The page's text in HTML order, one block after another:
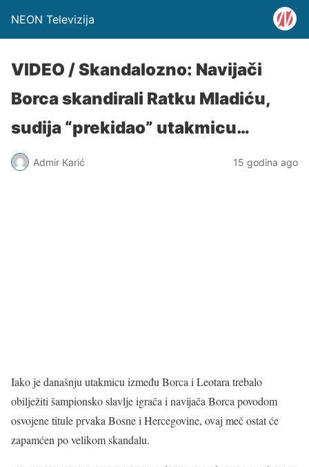
NEON Televizija
VIDEO / Skandalozno: Navijači
Borca skandirali Ratku Mladiću,
sudija “prekidao” utakmicu…
Admir Karić 15 godina ago
Iako je današnju utakmicu između Borca i Leotara trebalo
obilježiti šampionsko slavlje igrača i navijača Borca povodom
osvojene titule prvaka Bosne i Hercegovine, ovaj meč ostat će
zapamćen po velikom skandalu.